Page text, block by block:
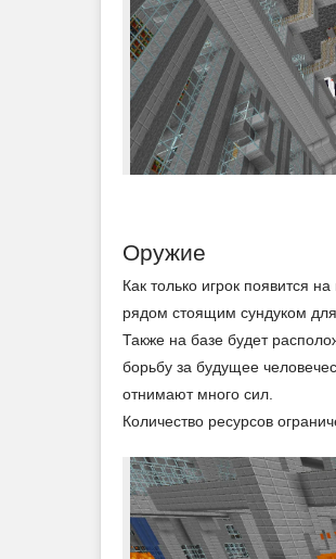
Оружие
Как только игрок появится
рядом стоящим сундуком
Также на базе будет
борьбу за будущее
отнимают много сил.
Количество ресурсов